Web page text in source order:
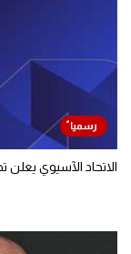
الاتحاد الآسيوي